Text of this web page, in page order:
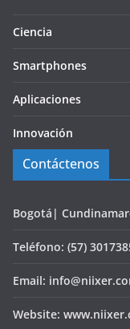
Ciencia
Smartphones
Aplicaciones
Innovación
Contáctenos
Bogotá|
Teléfono: (57)
Email:
Website: